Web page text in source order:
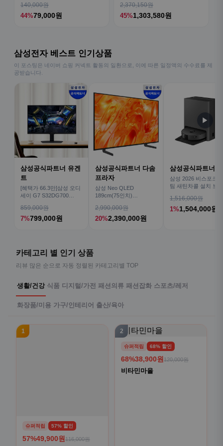
140,000원
44%79,000원
2,370,150원
45%1,303,580원
삼성전자 베스트 인기상품
이 포스팅은 네이버 쇼핑 커넥트 활동의 일환으로, 이에 따른 일정액의 수수료를 제
공받습니다.
삼성공식파트너 유겐
트
[혜택가 66.3만]삼성 오디
세이 G7 S32DG700
859,000원
7%799,000원
삼성공식파트너 다솜
프라자
삼성 Neo QLED
189cm(75인치)
TV
2,990,000원
20%2,390,000원
삼성공식파트너
삼성 2026 비스포크
팀 새틴차콜 설치 보
1,516,000원
1%1,504,000원
▶
카테고리 별 인기 상품
리뷰 많은 순으로 자동 정렬된 카테고리별 TOP
생활/건강 식품 디지털/가전 패션의류 패션잡화 스포츠/레저
화장품/미용 가구/인테리어 출산/육아
1
슈퍼적립 57% 할인
57%49,900원 116,000원
2
슈퍼적립 68% 할인
68%38,900원 120,000원
비타민마을